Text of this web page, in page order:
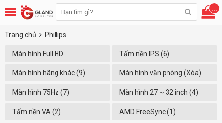
...
Trang chủ Phillips
Màn hình Full HD
(1920x1080) (6)
Tấm nền IPS (6)
Màn hình hãng khác (9) Màn hình văn phòng (Xóa)
Màn hình 75Hz (7) Màn hình 27 ~ 32 inch (4)
Tấm nền VA (2) AMD FreeSync (1)